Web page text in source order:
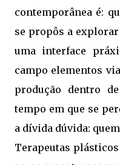
contemporânea é:
se propôs a
uma interface
campo elementos
produção dentro
tempo em que se
a dívida dúvida:
Terapeutas